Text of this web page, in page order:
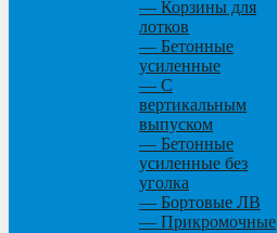
— Корзины для
лотков
— Бетонные
усиленные
— С
вертикальным
выпуском
— Бетонные
усиленные без
уголка
— Бортовые ЛВ
— Прикромочные